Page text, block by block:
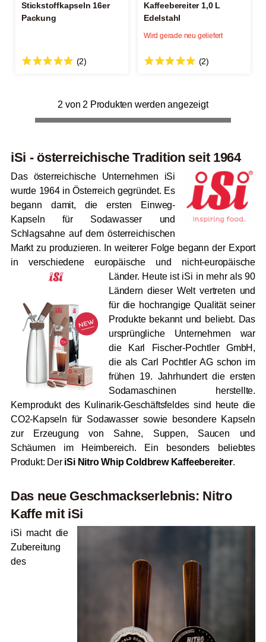
Stickstoffkapseln 16er
Packung
(2)
Kaffeebereiter 1,0 L
Edelstahl
(2)
Wird gerade neu geliefert
2 von 2 Produkten werden angezeigt
iSi - österreichische Tradition seit 1964
Das österreichische Unternehmen iSi
wurde 1964 in Österreich gegründet. Es
begann damit, die ersten Einweg-
Kapseln für Sodawasser und
Schlagsahne auf dem österreichischen
Markt zu produzieren. In weiterer Folge begann der Export
in verschiedene europäische und nicht-europäische
Länder. Heute ist iSi in mehr als 90
Ländern dieser Welt vertreten und
für die hochrangige Qualität seiner
Produkte bekannt und beliebt. Das
ursprüngliche Unternehmen war
die Karl Fischer-Pochtler GmbH,
die als Carl Pochtler AG schon im
frühen 19. Jahrhundert die ersten
Sodamaschinen herstellte.
Kernprodukt des Kulinarik-Geschäftsfeldes sind heute die
CO2-Kapseln für Sodawasser sowie besondere Kapseln
zur Erzeugung von Sahne, Suppen, Saucen und
Schäumen im Heimbereich. Ein besonders beliebtes
Produkt: Der iSi Nitro Whip Coldbrew Kaffeebereiter.
Das neue Geschmackserlebnis: Nitro
Kaffe mit iSi
iSi macht die
Zubereitung
des